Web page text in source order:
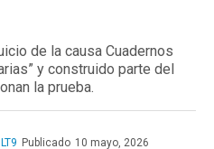
de la causa Cuadernos
y construido parte del
la prueba.
Publicado 10 mayo, 2026